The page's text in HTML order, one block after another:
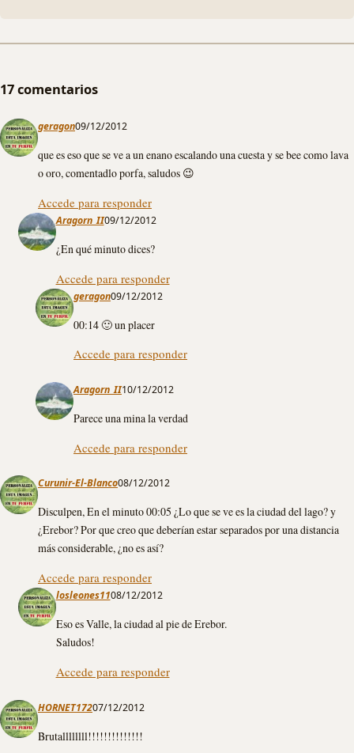
17 comentarios
geragon09/12/2012
que es eso que se ve a un enano escalando una cuesta y se bee como lava
o oro, comentadlo porfa, saludos 😉
Accede para responder
Aragorn_II09/12/2012
¿En qué minuto dices?
Accede para responder
geragon09/12/2012
00:14 🙂 un placer
Accede para responder
Aragorn_II10/12/2012
Parece una mina la verdad
Accede para responder
Curunir-El-Blanco08/12/2012
Disculpen, En el minuto 00:05 ¿Lo que se ve es la ciudad del lago? y
¿Erebor? Por que creo que deberían estar separados por una distancia
más considerable, ¿no es así?
Accede para responder
losleones1108/12/2012
Eso es Valle, la ciudad al pie de Erebor.
Saludos!
Accede para responder
HORNET17207/12/2012
Brutallllllll!!!!!!!!!!!!!!